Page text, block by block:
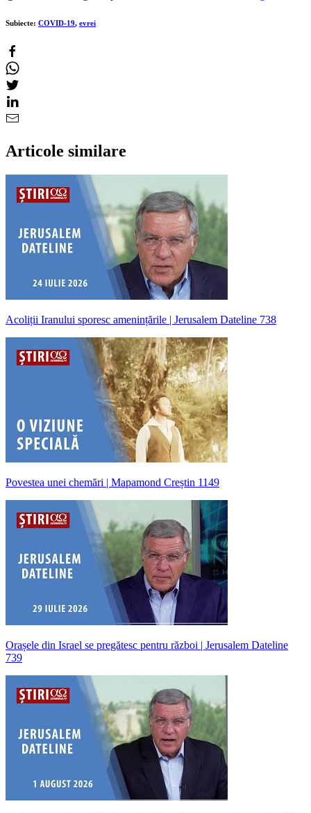
Subiecte: COVID-19, evrei
Articole similare
Acoliții Iranului sporesc amenințările | Jerusalem Dateline 738
Povestea unei chemări | Mapamond Creștin 1149
Orașele din Israel se pregătesc pentru război | Jerusalem Dateline
739